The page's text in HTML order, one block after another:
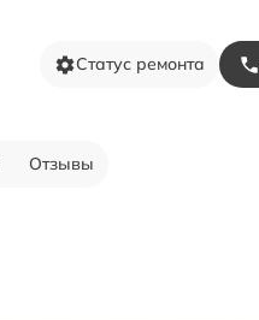
Статус ремонта
Отзывы